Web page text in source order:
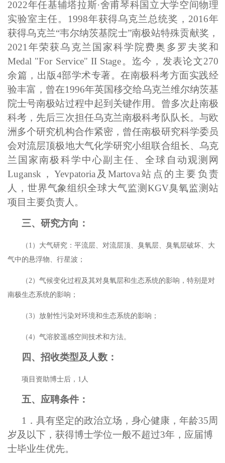
2022年任基辅塔拉斯·舍甫琴科国立大学空间物理
实验室主任。1998年获得乌克兰总统奖，2016年
获得乌克兰“韦尔纳茨基院士”南极站特殊贡献奖，
2021年荣获乌克兰国家科学院费奥多罗夫奖和
Medal "For Service" II Stage。迄今，发表论文270
余篇，出版4部学术专著。在南极科考方面实践经
验丰富，曾在1996年英国移交给乌克兰维尔纳茨基
院士号南极站过程中起到关键作用。曾多次赴南极
科考，先后三次担任乌克兰南极科考队队长。与欧
洲多个研究机构合作紧密，曾任南极研究科学委员
会对流层顶极地大气化学研究小组联合组长、乌克
兰国家南极科学中心副主任、全球自动观测网
Lugansk，Yevpatoria及Martova站点的主要负责
人，世界气象组织全球大气监测KGV臭氧监测站
项目主要负责人。
三、研究方向：
（ 1）大气研究：平流层、对流层顶、臭氧层、臭氧层破坏、大
气中的悬浮物、行星波；
（ 2）气候变化过程及其对臭氧层和生态系统的影响，特别是对
南极生态系统的影响；
（3）放射性污染对环境和生态系统的影响；
（4）气溶胶遥感空间技术和方法。
四、招收类型及人数：
项目资助博士后， 1人
五、应聘条件：
1 ．具有坚定的政治立场，身心健康，年龄35周
岁及以下，获得博士学位一般不超过3年，应届博
士毕业生优先。